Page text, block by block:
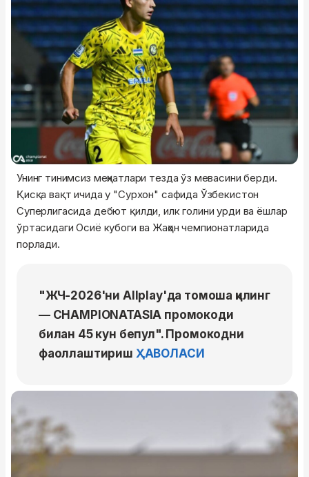
Унинг тинимсиз меҳнатлари тезда ўз мевасини берди.
Қисқа вақт ичида у "Сурхон" сафида Ўзбекистон
Суперлигасида дебют қилди, илк голини урди ва ёшлар
ўртасидаги Осиё кубоги ва Жаҳон чемпионатларида
порлади.
"ЖЧ-2026'ни Allplay'да томоша қилинг
— CHAMPIONATASIA промокоди
билан 45 кун бепул". Промокодни
фаоллаштириш ҲАВОЛАСИ